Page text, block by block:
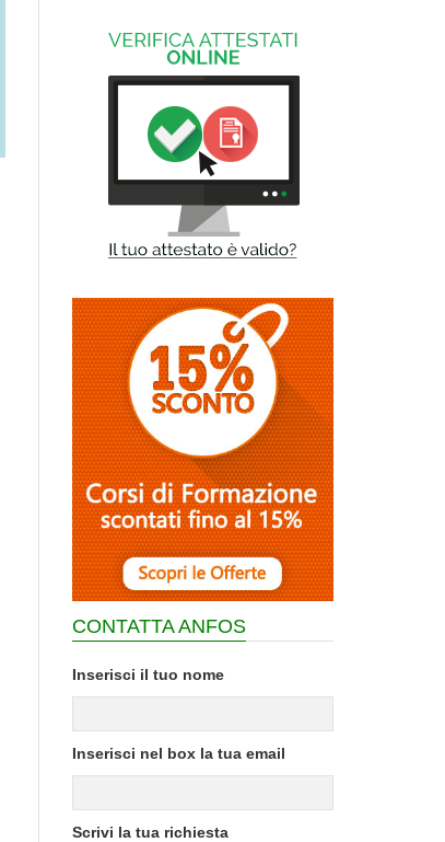
CONTATTA ANFOS
Inserisci il tuo nome
Inserisci nel box la tua email
Scrivi la tua richiesta